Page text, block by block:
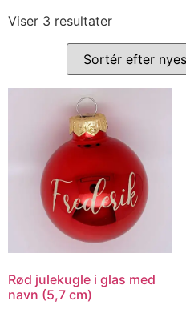
Viser 3 resultater
Rød julekugle i glas med
navn (5,7 cm)